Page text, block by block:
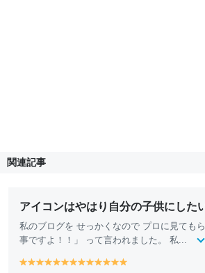
関連記事
アイコンはやはり自分の子供にした
私のブログを せっかくなので プロに見ても
事ですよ！！」 って言われました。 私...
y y y y y y y y y y y y